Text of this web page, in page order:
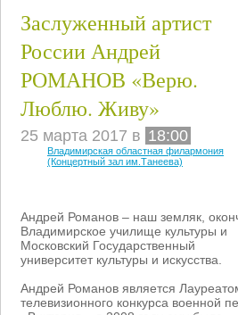
Заслуженный артист
России Андрей
РОМАНОВ «Верю.
Люблю. Живу»
25 марта 2017 в 18:00
Владимирская областная филармония
(Концертный зал им.Танеева)
Андрей Романов – наш земляк,
Владимирское училище культуры и
Московский Государственный
университет культуры и искусства.
Андрей Романов является
телевизионного конкурса военной